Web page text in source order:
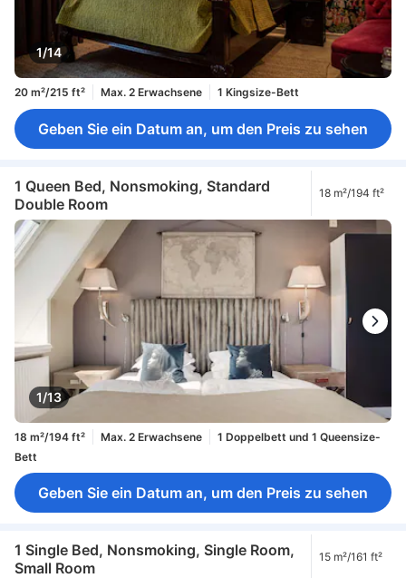
1/14
20 m²/215 ft² Max. 2 Erwachsene 1 Kingsize-Bett
Geben Sie ein Datum an, um den Preis zu sehen
1 Queen Bed, Nonsmoking, Standard
Double Room
18 m²/194 ft²
1/13
18 m²/194 ft² Max. 2 Erwachsene
1 Doppelbett und 1 Queensize-
Bett
Geben Sie ein Datum an, um den Preis zu sehen
1 Single Bed, Nonsmoking, Single Room,
Small Room
15 m²/161 ft²